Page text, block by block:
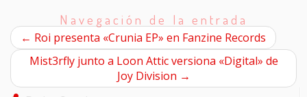
Navegación de la entrada
← Roi presenta «Crunia EP» en Fanzine Records
Mist3rfly junto a Loon Attic versiona «Digital» de
Joy Division →